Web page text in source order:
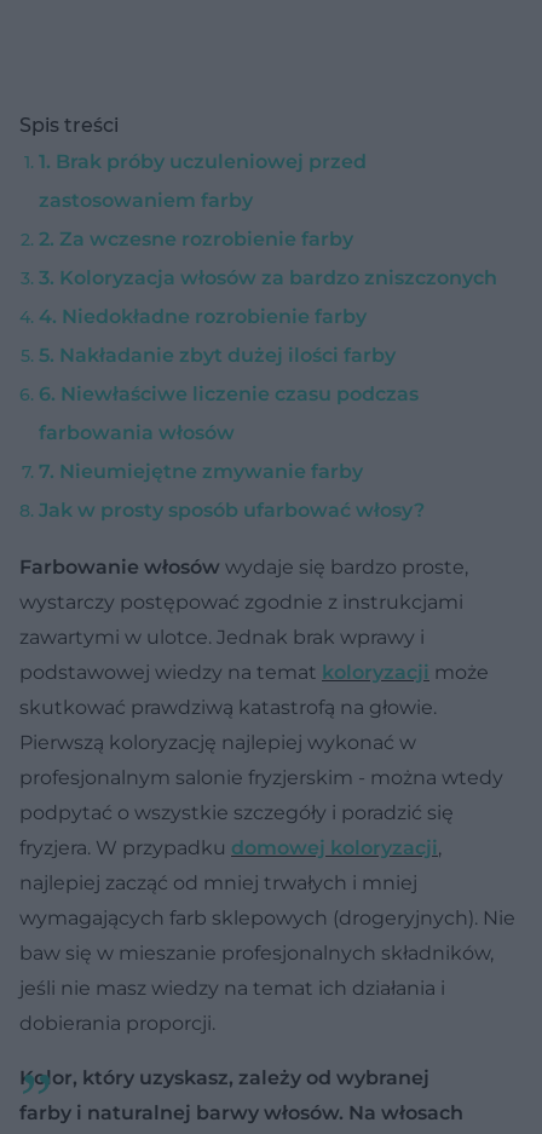
Spis treści
1. Brak próby uczuleniowej przed
zastosowaniem farby
2. Za wczesne rozrobienie farby
3. Koloryzacja włosów za bardzo zniszczonych
4. Niedokładne rozrobienie farby
5. Nakładanie zbyt dużej ilości farby
6. Niewłaściwe liczenie czasu podczas
farbowania włosów
7. Nieumiejętne zmywanie farby
Jak w prosty sposób ufarbować włosy?
Farbowanie włosów wydaje się bardzo proste,
wystarczy postępować zgodnie z instrukcjami
zawartymi w ulotce. Jednak brak wprawy i
podstawowej wiedzy na temat koloryzacji może
skutkować prawdziwą katastrofą na głowie.
Pierwszą koloryzację najlepiej wykonać w
profesjonalnym salonie fryzjerskim - można wtedy
podpytać o wszystkie szczegóły i poradzić się
fryzjera. W przypadku domowej koloryzacji,
najlepiej zacząć od mniej trwałych i mniej
wymagających farb sklepowych (drogeryjnych). Nie
baw się w mieszanie profesjonalnych składników,
jeśli nie masz wiedzy na temat ich działania i
dobierania proporcji.
Kolor, który uzyskasz, zależy od wybranej
farby i naturalnej barwy włosów. Na włosach